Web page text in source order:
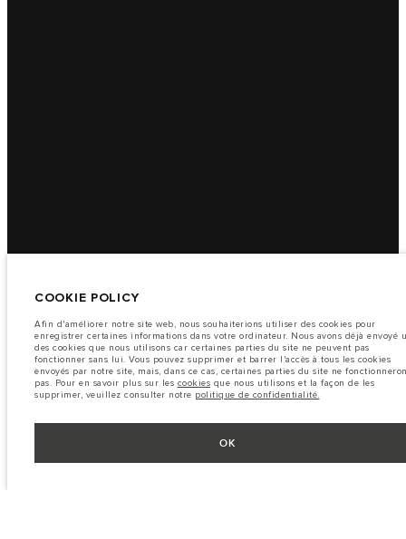
COOKIE POLICY
Afin d'améliorer notre site web, nous souhaiterions utiliser des cookies pour
enregistrer certaines informations dans votre ordinateur. Nous avons déjà envoyé
des cookies que nous utilisons car certaines parties du site ne peuvent pas
fonctionner sans lui. Vous pouvez supprimer et barrer l'accès à tous les cookies
envoyés par notre site, mais, dans ce cas, certaines parties du site ne
pas. Pour en savoir plus sur les cookies que nous utilisons et la façon de les
supprimer, veuillez consulter notre politique de confidentialité.
OK